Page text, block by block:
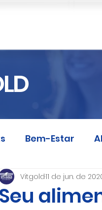
Bem-Estar
Seu
Vitgold11 de jun. de